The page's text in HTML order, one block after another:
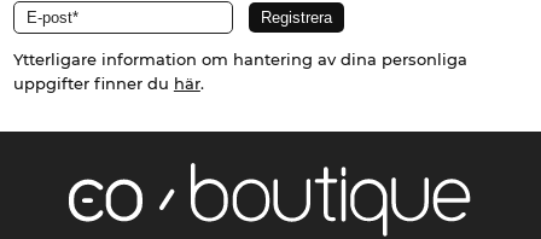
Ytterligare information om hantering av dina personliga
uppgifter finner du här.